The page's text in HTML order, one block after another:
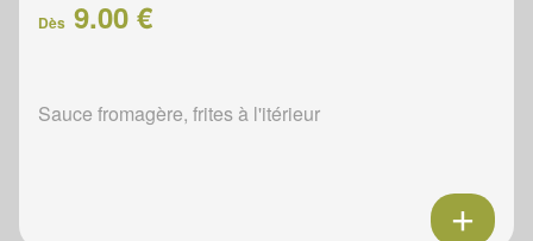
Dès 9.00 €
Sauce fromagère, frites à l'itérieur